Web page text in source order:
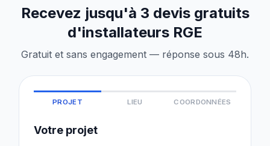
Recevez jusqu'à 3 devis gratuits
d'installateurs RGE
Gratuit et sans engagement — réponse sous 48h.
PROJET LIEU COORDONNÉES
Votre projet